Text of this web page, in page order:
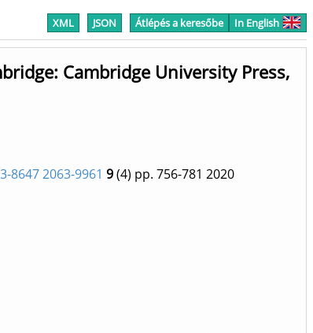
XML JSON Átlépés a keresőbe In English
Cambridge University Press,
8647 2063-9961 9(4) pp. 756-781 2020